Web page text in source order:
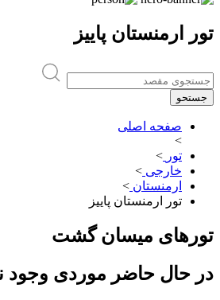
تور ارمنستان پاییز
جستحو
صفحه اصلی
>
تور >
خارجی >
ارمنستان >
تور ارمنستان پاییز
تورهای میسان گشت
در حال حاضر موردی وجود